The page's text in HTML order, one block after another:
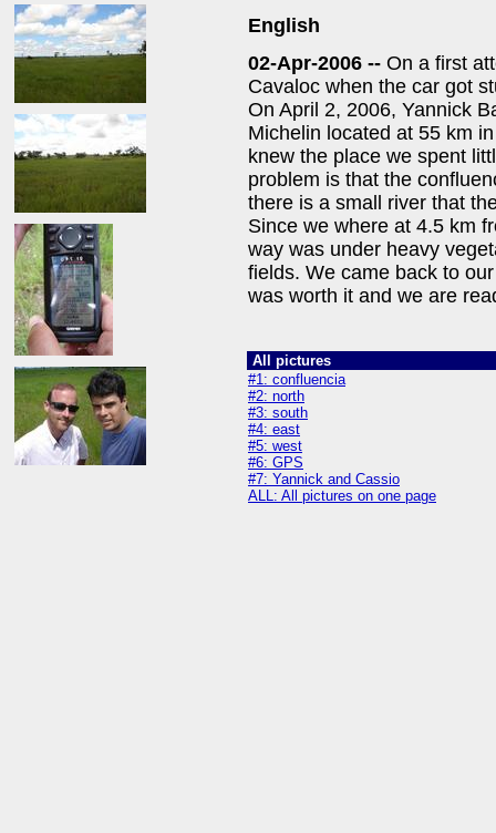
English
02-Apr-2006 -- On a first
Cavaloc when the car got
On April 2, 2006, Yannick
Michelin located at 55 km
knew the place we spent
problem is that the
there is a small river that
Since we where at 4.5 km
way was under heavy
fields. We came back to
was worth it and we are
All pictures
#1: confluencia
#2: north
#3: south
#4: east
#5: west
#6: GPS
#7: Yannick and Cassio
ALL: All pictures on one page